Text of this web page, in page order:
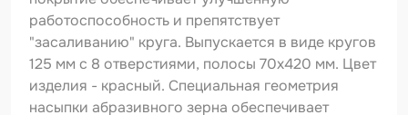
Грунты
Оборудование шлифовальное
работоспособность и препятствует
"засаливанию" круга. Выпускается в виде кругов
125 мм с 8 отверстиями, полосы 70х420 мм. Цвет
изделия - красный. Специальная геометрия
насыпки абразивного зерна обеспечивает